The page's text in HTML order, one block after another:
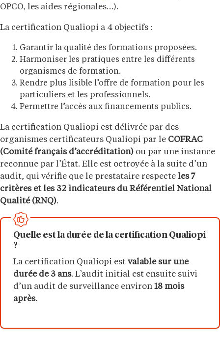
OPCO, les aides régionales…).
La certification Qualiopi a 4 objectifs :
Garantir la qualité des formations proposées.
Harmoniser les pratiques entre les différents
organismes de formation.
Rendre plus lisible l’offre de formation pour les
particuliers et les professionnels.
Permettre l’accès aux financements publics.
La certification Qualiopi est délivrée par des
organismes certificateurs Qualiopi par le COFRAC
(Comité français d’accréditation) ou par une instance
reconnue par l’État. Elle est octroyée à la suite d’un
audit, qui vérifie que le prestataire respecte les 7
critères et les 32 indicateurs du Référentiel National
Qualité (RNQ).
Quelle est la durée de la certification Qualiopi
?
La certification Qualiopi est valable sur une
durée de 3 ans. L’audit initial est ensuite suivi
d’un audit de surveillance environ 18 mois
après.